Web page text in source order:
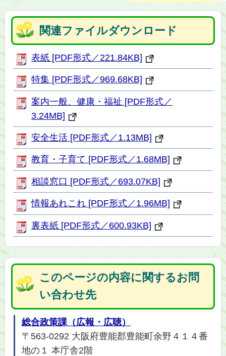
関連ファイルダウンロード
表紙 [PDF形式／221.84KB]
特集 [PDF形式／969.68KB]
案内一般、健康・福祉 [PDF形式／
3.24MB]
安全生活 [PDF形式／1.13MB]
教育・子育て [PDF形式／1.68MB]
相談窓口 [PDF形式／693.07KB]
情報あれこれ [PDF形式／1.96MB]
裏表紙 [PDF形式／600.93KB]
このページの内容に関するお問
い合わせ先
総合政策課（広報・広聴）
〒563-0292 大阪府豊能郡豊能町余野４１４番
地の１ 本庁舎2階